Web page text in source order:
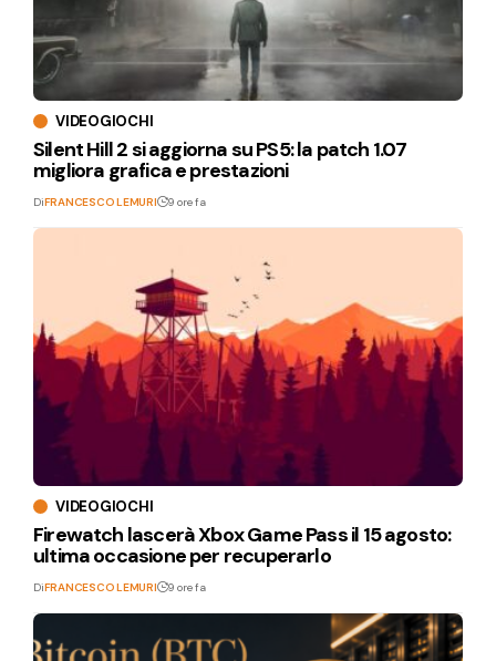
VIDEOGIOCHI
Silent Hill 2 si aggiorna su PS5: la patch 1.07
migliora grafica e prestazioni
DiFRANCESCO LEMURI 9 ore fa
VIDEOGIOCHI
Firewatch lascerà Xbox Game Pass il 15 agosto:
ultima occasione per recuperarlo
DiFRANCESCO LEMURI 9 ore fa